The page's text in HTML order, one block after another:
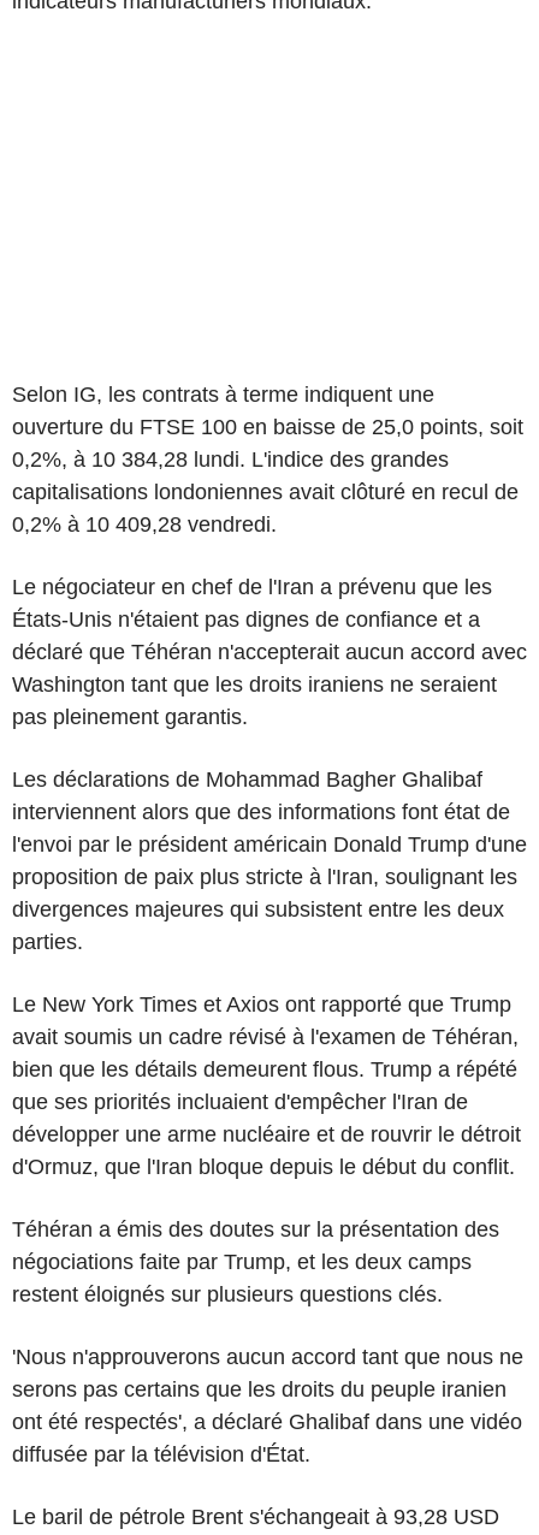
Selon IG, les contrats à terme indiquent une
ouverture du FTSE 100 en baisse de 25,0 points, soit
0,2%, à 10 384,28 lundi. L'indice des grandes
capitalisations londoniennes avait clôturé en recul de
0,2% à 10 409,28 vendredi.
Le négociateur en chef de l'Iran a prévenu que les
États-Unis n'étaient pas dignes de confiance et a
déclaré que Téhéran n'accepterait aucun accord avec
Washington tant que les droits iraniens ne seraient
pas pleinement garantis.
Les déclarations de Mohammad Bagher Ghalibaf
interviennent alors que des informations font état de
l'envoi par le président américain Donald Trump d'une
proposition de paix plus stricte à l'Iran, soulignant les
divergences majeures qui subsistent entre les deux
parties.
Le New York Times et Axios ont rapporté que Trump
avait soumis un cadre révisé à l'examen de Téhéran,
bien que les détails demeurent flous. Trump a répété
que ses priorités incluaient d'empêcher l'Iran de
développer une arme nucléaire et de rouvrir le détroit
d'Ormuz, que l'Iran bloque depuis le début du conflit.
Téhéran a émis des doutes sur la présentation des
négociations faite par Trump, et les deux camps
restent éloignés sur plusieurs questions clés.
'Nous n'approuverons aucun accord tant que nous ne
serons pas certains que les droits du peuple iranien
ont été respectés', a déclaré Ghalibaf dans une vidéo
diffusée par la télévision d'État.
Le baril de pétrole Brent s'échangeait à 93,28 USD